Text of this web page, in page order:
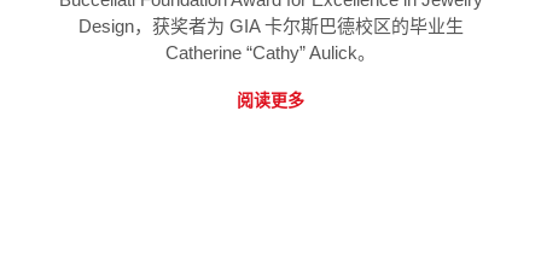
Design，获奖者为 GIA 卡尔斯巴德校区的毕业生
Catherine “Cathy” Aulick。
阅读更多